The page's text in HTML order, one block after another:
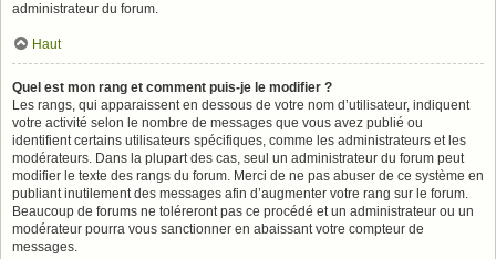
administrateur du forum.
Haut
Quel est mon rang et comment puis-je le modifier ?
Les rangs, qui apparaissent en dessous de votre nom d’utilisateur, indiquent
votre activité selon le nombre de messages que vous avez publié ou
identifient certains utilisateurs spécifiques, comme les administrateurs et les
modérateurs. Dans la plupart des cas, seul un administrateur du forum peut
modifier le texte des rangs du forum. Merci de ne pas abuser de ce système en
publiant inutilement des messages afin d’augmenter votre rang sur le forum.
Beaucoup de forums ne toléreront pas ce procédé et un administrateur ou un
modérateur pourra vous sanctionner en abaissant votre compteur de
messages.